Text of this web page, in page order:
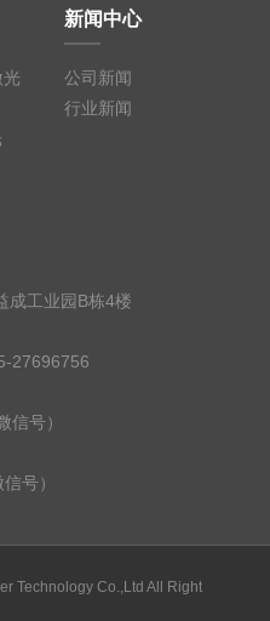
新闻中心
公司新闻
行业新闻
成工业园B栋4楼
27696756
号）
号）
Technology Co.,Ltd All Right